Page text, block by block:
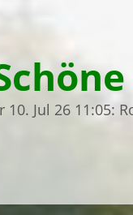
10. Jul 26 11:05: